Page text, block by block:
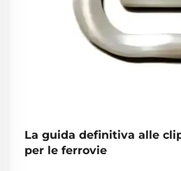
La guida definitiva alle
per le ferrovie